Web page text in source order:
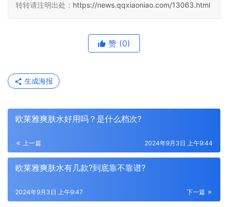
转转请注明出处： https://news.qqxiaoniao.com/13063.html
赞 (0)
生成海报
欧莱雅爽肤水好用吗？是什么档次?
上一篇 2024年9月3日 上午9:44
欧莱雅爽肤水有几款?到底靠不靠谱?
下一篇
2024年9月3日 上午9:47